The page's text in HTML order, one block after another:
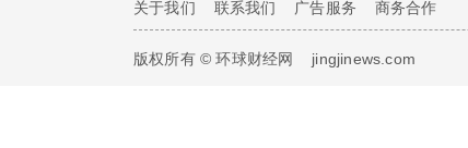
关于我们 联系我们 广告服务 商务合作
版权所有 © 环球财经网 jingjinews.com